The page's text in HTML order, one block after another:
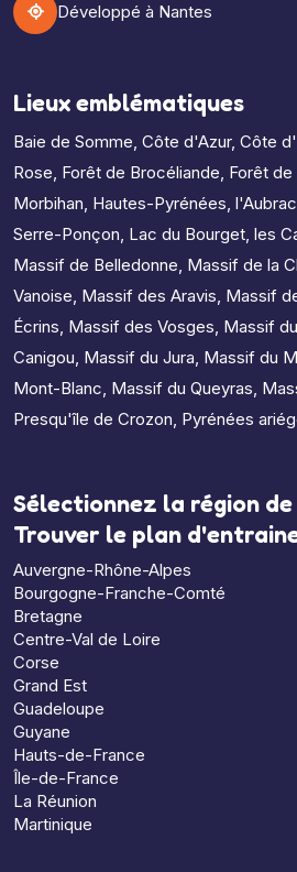
Développé à Nantes
Lieux emblématiques
Baie de Somme, Côte d'Azur, Côte
Rose, Forêt de Brocéliande, Forêt de
Morbihan, Hautes-Pyrénées, l'Aubrac
Serre-Ponçon, Lac du Bourget, les
Massif de Belledonne, Massif de la
Vanoise, Massif des Aravis, Massif
Écrins, Massif des Vosges, Massif
Canigou, Massif du Jura, Massif du
Mont-Blanc, Massif du Queyras,
Presqu'île de Crozon, Pyrénées
Sélectionnez la région
Trouver le plan
Auvergne-Rhône-Alpes
Bourgogne-Franche-Comté
Bretagne
Centre-Val de Loire
Corse
Grand Est
Guadeloupe
Guyane
Hauts-de-France
Île-de-France
La Réunion
Martinique